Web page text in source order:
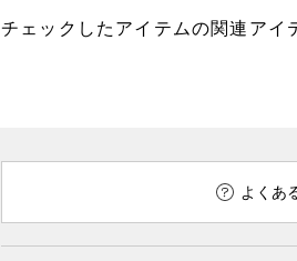
チェックしたアイテムの関連アイ
よくあ